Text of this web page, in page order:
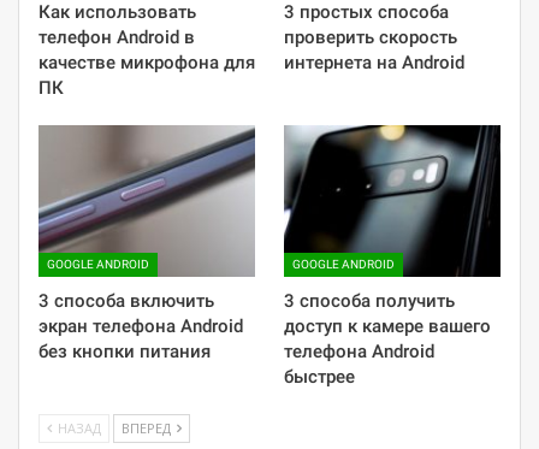
Как использовать
телефон Android в
качестве микрофона для
ПК
3 простых способа
проверить скорость
интернета на Android
GOOGLE ANDROID
3 способа включить
экран телефона Android
без кнопки питания
GOOGLE ANDROID
3 способа получить
доступ к камере вашего
телефона Android
быстрее
НАЗАД ВПЕРЕД